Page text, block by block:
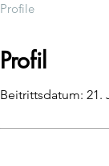
Profil
Beitrittsdatum: 21.
Profile